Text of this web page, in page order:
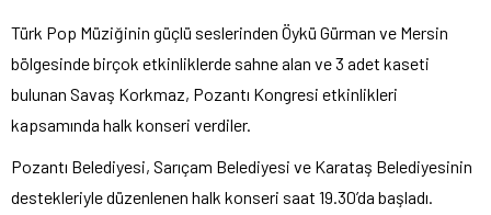
Türk Pop Müziğinin güçlü seslerinden Öykü Gürman ve Mersin
bölgesinde birçok etkinliklerde sahne alan ve 3 adet kaseti
bulunan Savaş Korkmaz, Pozantı Kongresi etkinlikleri
kapsamında halk konseri verdiler.
Pozantı Belediyesi, Sarıçam Belediyesi ve Karataş Belediyesinin
destekleriyle düzenlenen halk konseri saat 19.30’da başladı.